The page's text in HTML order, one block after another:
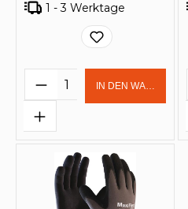
1 - 3 Werktage
Produkt Anzahl:
IN DEN WARENKORB